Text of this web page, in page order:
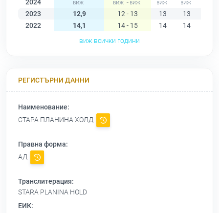
2024
-
2023
12,9 12 - 13 13 13
2022
14,1 14 - 15 14 14
виж всички години
РЕГИСТЪРНИ ДАННИ
Наименование:
СТАРА ПЛАНИНА ХОЛД
Правна форма:
АД
Транслитерация:
STARA PLANINA HOLD
ЕИК: